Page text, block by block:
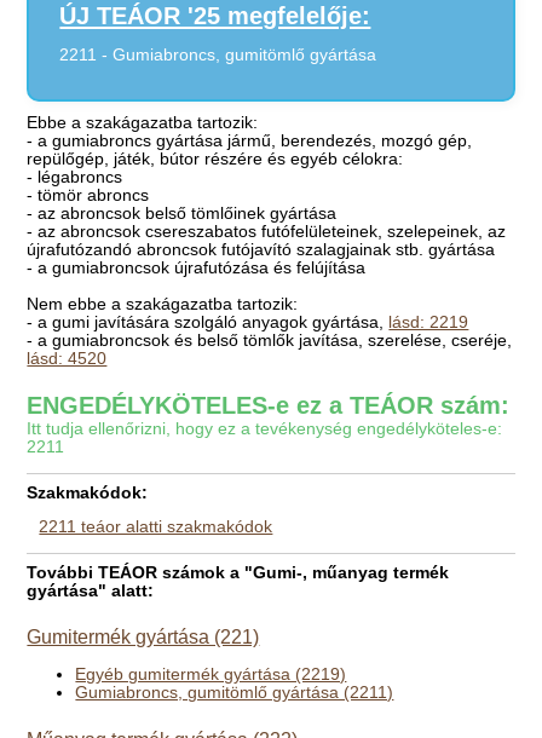
ÚJ TEÁOR '25 megfelelője:
2211 - Gumiabroncs, gumitömlő gyártása
Ebbe a szakágazatba tartozik:
- a gumiabroncs gyártása jármű, berendezés, mozgó gép,
repülőgép, játék, bútor részére és egyéb célokra:
- légabroncs
- tömör abroncs
- az abroncsok belső tömlőinek gyártása
- az abroncsok csereszabatos futófelületeinek, szelepeinek, az
újrafutózandó abroncsok futójavító szalagjainak stb. gyártása
- a gumiabroncsok újrafutózása és felújítása
Nem ebbe a szakágazatba tartozik:
- a gumi javítására szolgáló anyagok gyártása, lásd: 2219
- a gumiabroncsok és belső tömlők javítása, szerelése, cseréje,
lásd: 4520
ENGEDÉLYKÖTELES-e ez a TEÁOR szám:
Itt tudja ellenőrizni, hogy ez a tevékenység engedélyköteles-e:
2211
Szakmakódok:
2211 teáor alatti szakmakódok
További TEÁOR számok a "Gumi-, műanyag termék
gyártása" alatt:
Gumitermék gyártása (221)
Egyéb gumitermék gyártása (2219)
Gumiabroncs, gumitömlő gyártása (2211)